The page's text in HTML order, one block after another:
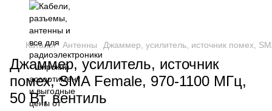
Каталог Антенны Джаммер, усилитель, источник помех,
Джаммер, усилитель, источник
помех, SMA Female, 970-1100 МГц,
50 Вт, вентиль